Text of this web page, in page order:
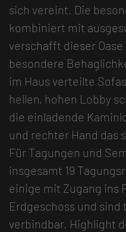
sich vereint. Die
kombiniert mit
verschafft dieser
besondere
im Haus verteilte
hellen, hohen Lobby
die einladende
und rechter Hand das
Für Tagungen und
insgesamt 19
einige mit Zugang ins
Erdgeschoss und
verbindbar. Highlight